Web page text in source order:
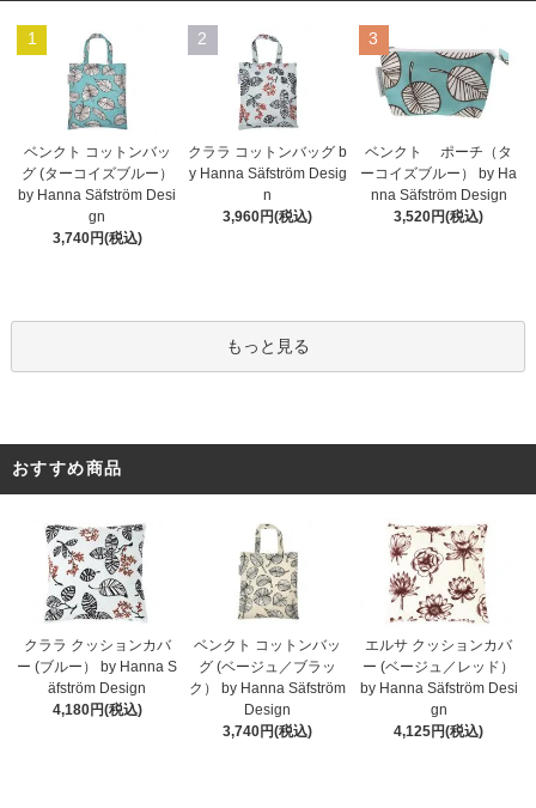
1
ベンクト コットンバッ
グ (ターコイズブルー）
by Hanna Säfström Desi
gn
3,740円(税込)
2
クララ コットンバッグ b
y Hanna Säfström Desig
n
3,960円(税込)
3
ベンクト ポーチ（タ
ーコイズブルー） by Ha
nna Säfström Design
3,520円(税込)
もっと見る
おすすめ商品
クララ クッションカバ
ー (ブルー） by Hanna S
äfström Design
4,180円(税込)
ベンクト コットンバッ
グ (ベージュ／ブラッ
ク） by Hanna Säfström
Design
3,740円(税込)
エルサ クッションカバ
ー (ベージュ／レッド）
by Hanna Säfström Desi
gn
4,125円(税込)